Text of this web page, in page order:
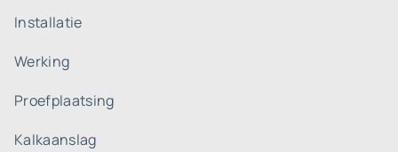
Installatie
Werking
Proefplaatsing
Kalkaanslag